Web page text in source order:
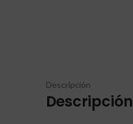
Descripción
Descripción